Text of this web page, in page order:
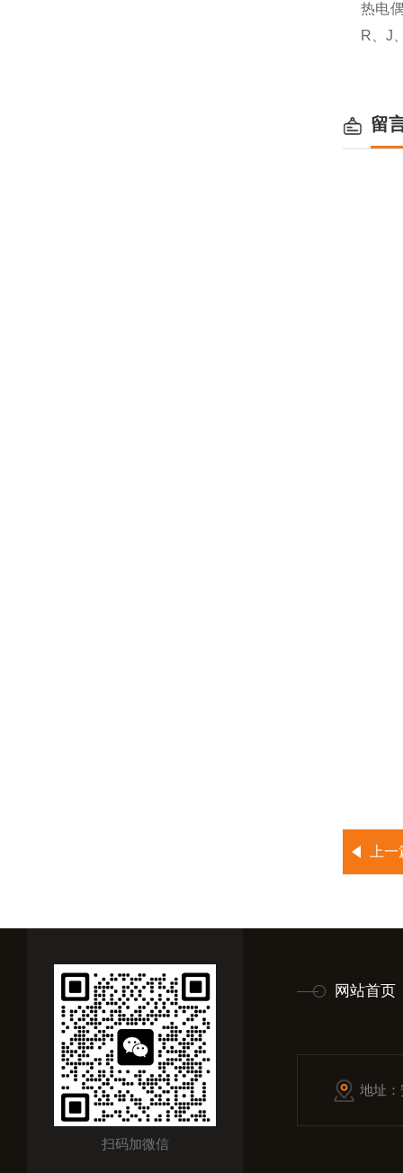
热电
R、J
留
上
扫码加微信
网站首页
地址